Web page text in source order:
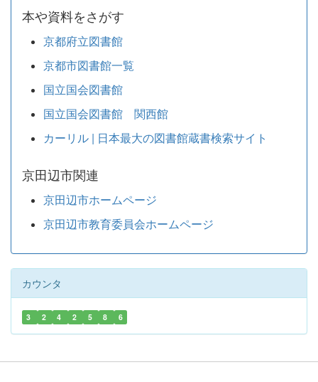
本や資料をさがす
京都府立図書館
京都市図書館一覧
国立国会図書館
国立国会図書館 関西館
カーリル | 日本最大の図書館蔵書検索サイト
京田辺市関連
京田辺市ホームページ
京田辺市教育委員会ホームページ
カウンタ
3 2 4 2 5 8 6